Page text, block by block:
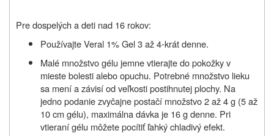
Pre dospelých a deti nad 16 rokov:
Používajte Veral 1% Gel 3 až 4-krát denne.
Malé množstvo gélu jemne vtierajte do pokožky v
mieste bolesti alebo opuchu. Potrebné množstvo lieku
sa mení a závisí od veľkosti postihnutej plochy. Na
jedno podanie zvyčajne postačí množstvo 2 až 4 g (5 až
10 cm gélu), maximálna dávka je 16 g denne. Pri
vtieraní gélu môžete pocítiť ľahký chladivý efekt.